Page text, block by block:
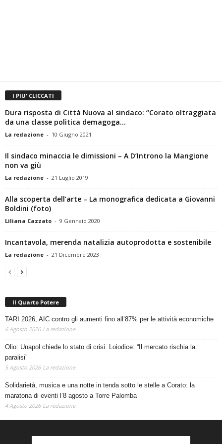
I PIU' CLICCATI
Dura risposta di Città Nuova al sindaco: “Corato oltraggiata
da una classe politica demagoga...
La redazione - 10 Giugno 2021
Il sindaco minaccia le dimissioni – A D’Introno la Mangione
non va giù
La redazione - 21 Luglio 2019
Alla scoperta dell’arte – La monografica dedicata a Giovanni
Boldini (foto)
Liliana Cazzato - 9 Gennaio 2020
Incantavola, merenda natalizia autoprodotta e sostenibile
La redazione - 21 Dicembre 2023
Il Quarto Potere
TARI 2026, AIC contro gli aumenti fino all’87% per le attività economiche
6 Agosto 2026 La redazione
Olio: Unapol chiede lo stato di crisi. Loiodice: “Il mercato rischia la
paralisi”
5 Agosto 2026 La redazione
Solidarietà, musica e una notte in tenda sotto le stelle a Corato: la
maratona di eventi l’8 agosto a Torre Palomba
4 Agosto 2026 La redazione